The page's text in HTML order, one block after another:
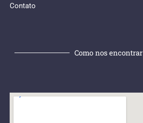
Contato
Como nos encontrar